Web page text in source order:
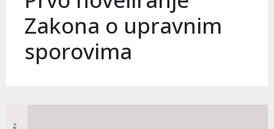
Zakona o upravnim
sporovima